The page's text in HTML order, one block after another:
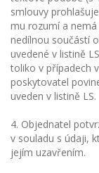
smlouvy
mu rozumí a
nedílnou součástí
uvedené v listině
toliko v případech
poskytovatel
uveden v listině LS.
4. Objednatel
v souladu s údaji,
jejím uzavřením.